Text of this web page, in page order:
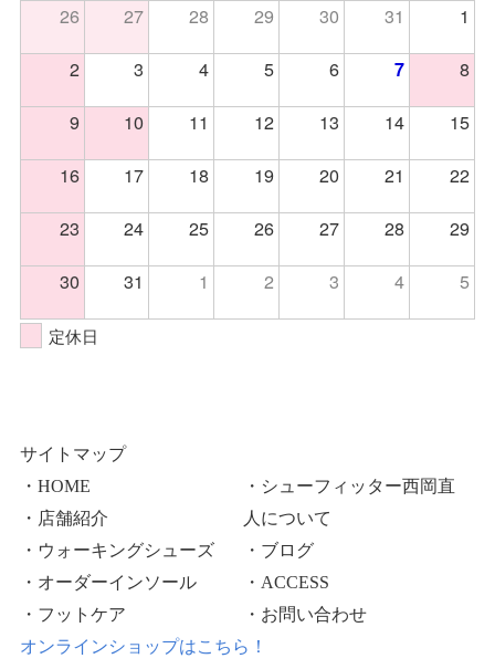
26 27 28 29 30 31
1
2
3 4 5 6 7
8
9
10 11 12 13 14
15
16
17 18 19 20 21
22
23
24 25 26 27 28
29
30
31 1 2 3 4 5
定休日
サイトマップ
・HOME
・店舗紹介
・ウォーキングシューズ
・オーダーインソール
・フットケア
・シューフィッター西岡直
人について
・ブログ
・ACCESS
・お問い合わせ
オンラインショップはこちら！